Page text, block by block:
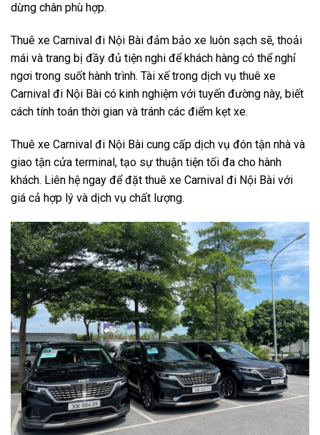
dừng chân phù hợp.
Thuê xe Carnival đi Nội Bài đảm bảo xe luôn sạch sẽ, thoải
mái và trang bị đầy đủ tiện nghi để khách hàng có thể nghỉ
ngơi trong suốt hành trình. Tài xế trong dịch vụ thuê xe
Carnival đi Nội Bài có kinh nghiệm với tuyến đường này, biết
cách tính toán thời gian và tránh các điểm kẹt xe.
Thuê xe Carnival đi Nội Bài cung cấp dịch vụ đón tận nhà và
giao tận cửa terminal, tạo sự thuận tiện tối đa cho hành
khách. Liên hệ ngay để đặt thuê xe Carnival đi Nội Bài với
giá cả hợp lý và dịch vụ chất lượng.